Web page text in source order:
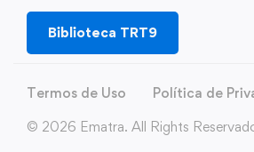
Biblioteca TRT9
Termos de Uso
Política de
© 2026 Ematra. All Rights